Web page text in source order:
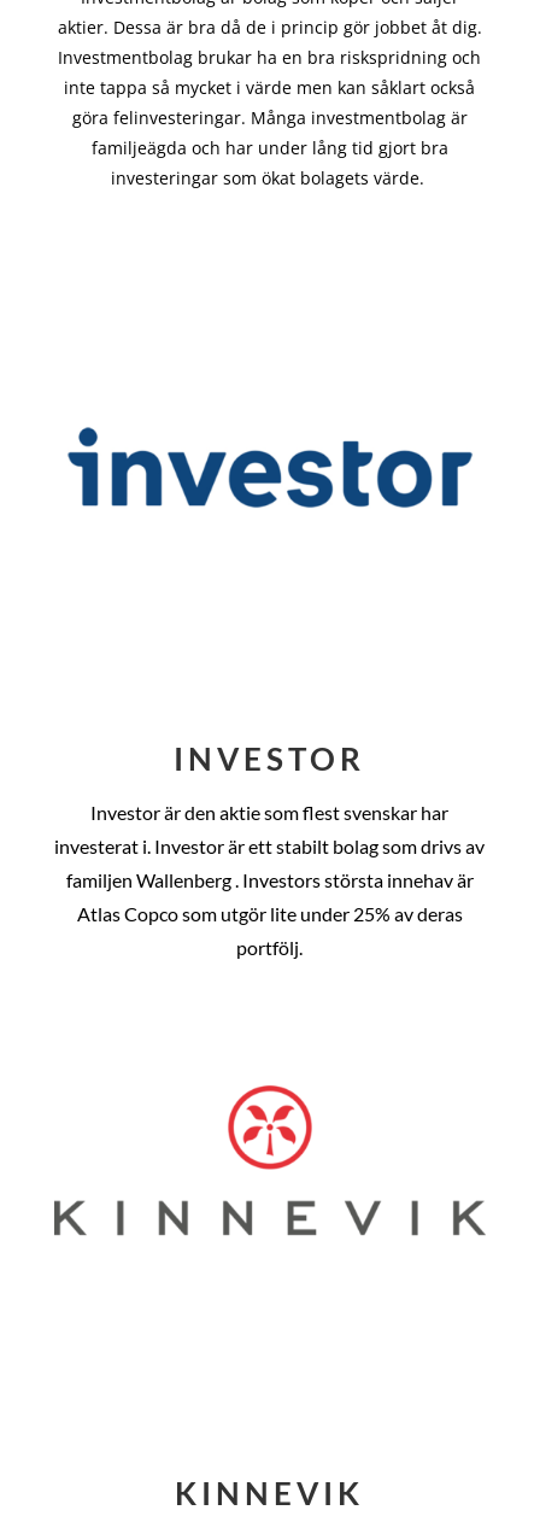
aktier. Dessa är bra då de i princip görjobbet åt dig.
Investmentbolag brukar ha en bra riskspridning och
inte tappa så mycket i värde men kan såklart också
göra felinvesteringar. Många investmentbolag är
familjeägda och har under lång tid gjort bra
investeringar som ökat bolagets värde.
INVESTOR
Investor är den aktie som flest svenskar har
investerat i. Investor är ett stabilt bolag som drivs av
familjen Wallenberg . Investors största innehav är
Atlas Copco som utgör lite under 25% av deras
portfölj.
KINNEVIK